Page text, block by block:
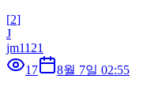
[2]
J
jm1121
17
8월 7일 02:55